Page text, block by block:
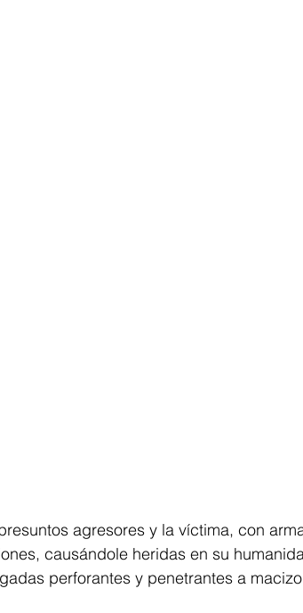
agresores y la víctima, con
causándole heridas en su
perforantes y penetrantes a